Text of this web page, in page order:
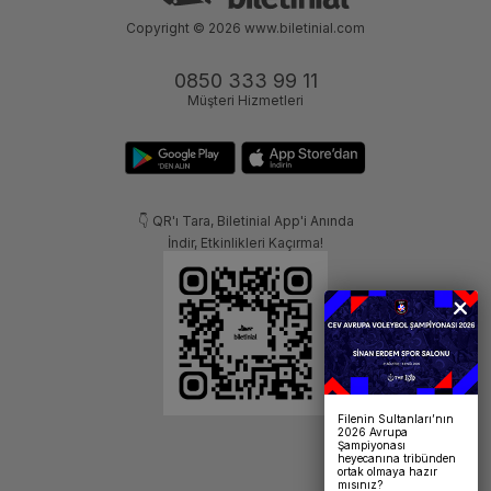
0850 333 99 11
Müşteri Hizmetleri
👇 QR'ı Tara, Biletinial App'i Anında
İndir, Etkinlikleri Kaçırma!
Copyright © 2026 www.biletinial.com
Filenin Sultanları’nın
2026 Avrupa
Şampiyonası
heyecanına tribünden
ortak olmaya hazır
mısınız?